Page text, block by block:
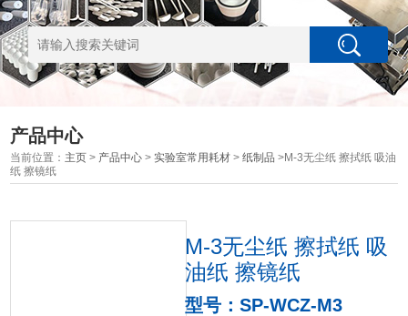
产品中心
当前位置： 主页 > 产品中心 >实验室常用耗材 >纸制品 >M-3无尘纸 擦拭纸 吸油
纸 擦镜纸
M-3无尘纸 擦拭纸 吸
油纸 擦镜纸
型号：SP-WCZ-M3